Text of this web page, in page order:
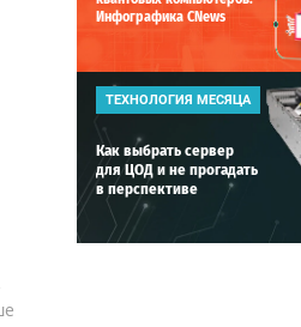
Инфографика CNews
ТЕХНОЛОГИЯ МЕСЯЦА
Как выбрать сервер
для ЦОД и не прогадать
в перспективе